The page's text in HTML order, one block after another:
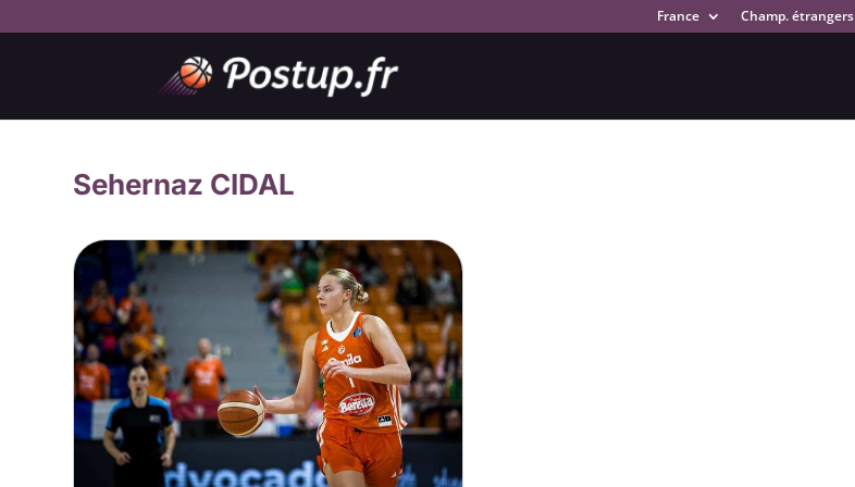
France Champ. étrangers
Sehernaz CIDAL